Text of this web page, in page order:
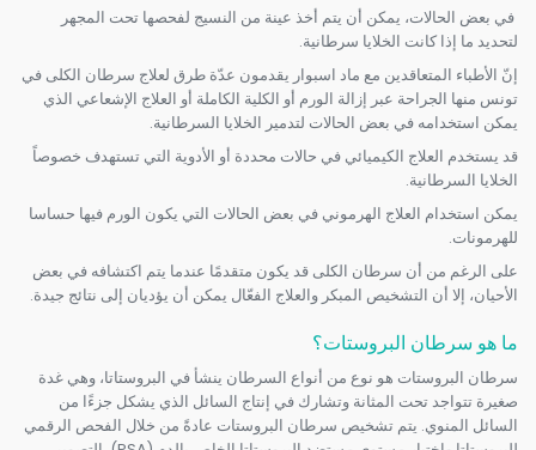
في بعض الحالات، يمكن أن يتم أخذ عينة من النسيج لفحصها تحت المجهر
لتحديد ما إذا كانت الخلايا سرطانية.
إنّ الأطباء المتعاقدين مع ماد اسبوار يقدمون عدّة طرق لعلاج سرطان الكلى في
تونس منها الجراحة عبر إزالة الورم أو الكلية الكاملة أو العلاج الإشعاعي الذي
يمكن استخدامه في بعض الحالات لتدمير الخلايا السرطانية.
قد يستخدم العلاج الكيميائي في حالات محددة أو الأدوية التي تستهدف خصوصاً
الخلايا السرطانية.
يمكن استخدام العلاج الهرموني في بعض الحالات التي يكون الورم فيها حساسا
للهرمونات.
على الرغم من أن سرطان الكلى قد يكون متقدمًا عندما يتم اكتشافه في بعض
الأحيان، إلا أن التشخيص المبكر والعلاج الفعّال يمكن أن يؤديان إلى نتائج جيدة.
ما هو سرطان البروستات؟
سرطان البروستات هو نوع من أنواع السرطان ينشأ في البروستاتا، وهي غدة
صغيرة تتواجد تحت المثانة وتشارك في إنتاج السائل الذي يشكل جزءًا من
السائل المنوي. يتم تشخيص سرطان البروستات عادةً من خلال الفحص الرقمي